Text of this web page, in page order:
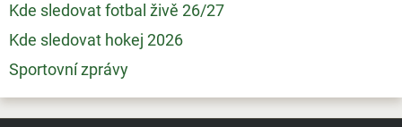
Kde sledovat fotbal živě 26/27
Kde sledovat hokej 2026
Sportovní zprávy